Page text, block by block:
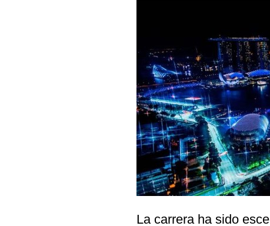
La carrera ha sido